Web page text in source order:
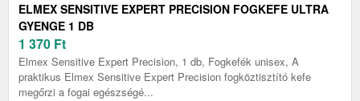
ELMEX SENSITIVE EXPERT PRECISION FOGKEFE ULTRA
GYENGE 1 DB
1 370 Ft
Elmex Sensitive Expert Precision, 1 db, Fogkefék unisex, A
praktikus Elmex Sensitive Expert Precision fogköztisztító kefe
megőrzi a fogai egészségé...